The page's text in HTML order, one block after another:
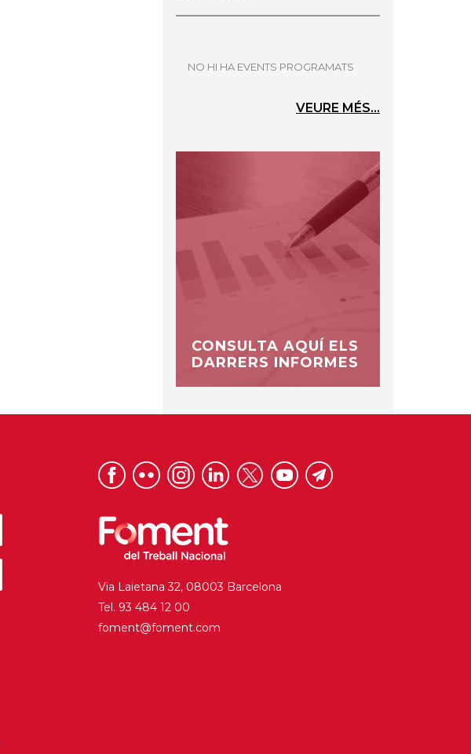
NO HI HA EVENTS PROGRAMATS
VEURE MÉS...
CONSULTA AQUÍ ELS
DARRERS INFORMES
Via Laietana 32, 08003 Barcelona
Tel. 93 484 12 00
foment@foment.com